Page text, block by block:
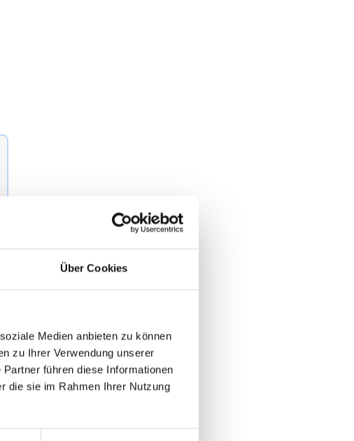
Über Cookies
Medien anbieten zu können
zu Ihrer Verwendung unserer
führen diese Informationen
die sie im Rahmen Ihrer Nutzung